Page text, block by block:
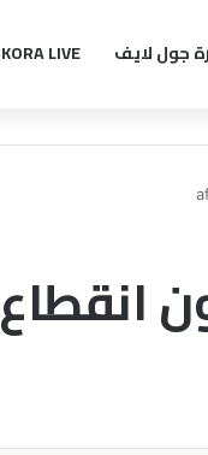
جول لايف KORA LIVE
انقطاع